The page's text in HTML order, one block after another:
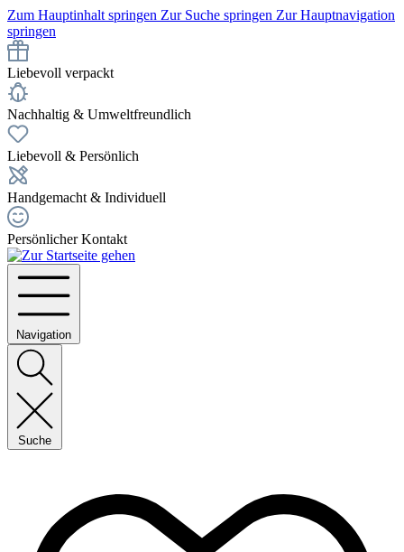
Zum Hauptinhalt springen Zur Suche springen Zur Hauptnavigation
springen
Liebevoll verpackt
Nachhaltig & Umweltfreundlich
Liebevoll & Persönlich
Handgemacht & Individuell
Persönlicher Kontakt
Navigation
Suche